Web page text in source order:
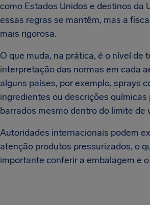
como Estados Unidos e destinos da
essas regras se mantêm, mas a
mais rigorosa.
O que muda, na prática, é o nível de
interpretação das normas em cada
alguns países, por exemplo, sprays
ingredientes ou descrições químicas
barrados mesmo dentro do limite de
Autoridades internacionais podem
atenção produtos pressurizados, o
importante conferir a embalagem e